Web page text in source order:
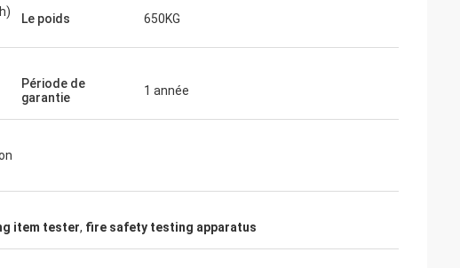
Le poids 650KG
Période de
garantie
1 année
item tester, fire safety testing apparatus